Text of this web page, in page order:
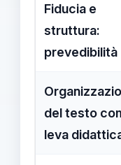
Fiducia e
struttura:
prevedibilità
del testo
leva